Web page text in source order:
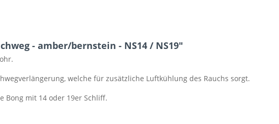
- amber/bernstein - NS14 / NS19"
welche für zusätzliche Luftkühlung des Rauchs sorgt.
Bong mit 14 oder 19er Schliff.